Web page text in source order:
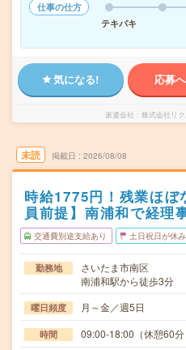
仕事の仕方
テキパキ
気になる! 応募
派遣会社 株式会社リ
未読 掲載日 2026/08/08
時給1775円！残業ほ
員前提】南浦和で経理
交通費別途支給あり 土日祝日が休み
勤務地
さいたま市南区
南浦和駅から徒歩3分
曜日頻度 月～金／週5日
時間 09:00-18:00（休憩60分